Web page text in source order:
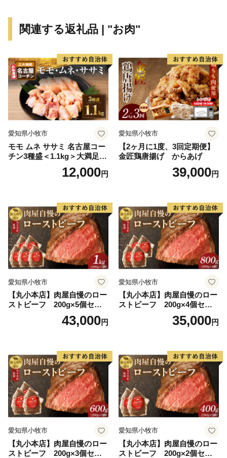
山江村は、そんな心配事をすべてクリアにするため、全
＊行政による住民交流の場の設置
＊ICT教育の導入による学力アップのための環境整備
＊スポーツを通した地域づくりなど
山江村は、住民が安心して子育てできる村づくりに力を
【業務委託先への委託について】
務委託先(寄附受付・返礼品手配・受領証明書の発行及
た企業など)へ寄附者様の個人情報を委託させていただ
く場合がございますが、その場合には、守秘義務契約等
を締結し、個人情報保護に万全を期します。
---------------------------------------------------------------------------
---
本サイトの運営は、株式会社ローカルがおこなっており
ます。
お電話及びメールは、当社がご対応いたします。
【返礼品の内容・お届け先・お届け時期等についての問
E-mail：yamae@lo-cal.co.jp
TEL：096-245-6154 FAX：096-245-6158
---------------------------------------------------------------------------
---
関連する返礼品 | "お肉"
愛知県小牧市
モモ ムネ ササミ 名古屋コー
チン3種盛＜1.1kg＞大満足セ
ット 地鶏 鶏肉12,000円
愛知県小牧市
【2ヶ月に1度、3回定期便】
金匠鶏唐揚げ からあげ
39,000円
愛知県小牧市
【丸小本店】肉屋自慢のロー
ストビーフ 200g×5個セッ
43,000円
愛知県小牧市
【丸小本店】肉屋自慢のロー
ストビーフ 200g×4個セッ
35,000円
愛知県小牧市
【丸小本店】肉屋自慢のロー
ストビーフ 200g×3個セッ
愛知県小牧市
【丸小本店】肉屋自慢のロー
ストビーフ 200g×2個セッ